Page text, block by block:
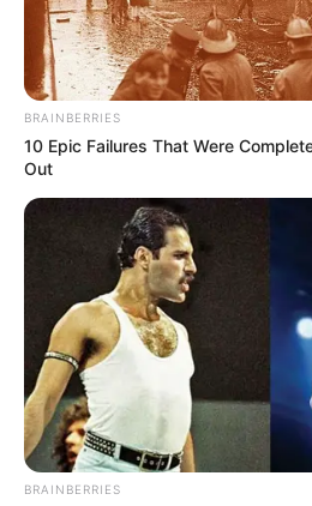
BRAINBERRIES
10 Epic Failures That Were
Out
BRAINBERRIES